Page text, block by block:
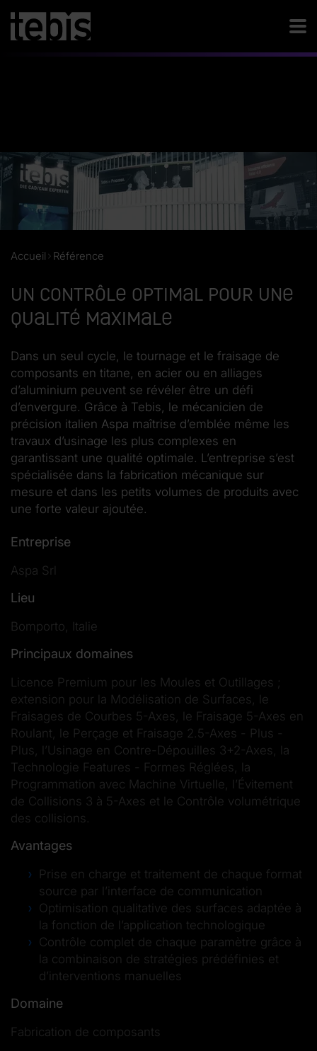
Accueil Référence
Un contrôle optimal pour une
qualité maximale
Dans un seul cycle, le tournage et le fraisage de
composants en titane, en acier ou en alliages
d’aluminium peuvent se révéler être un défi
d’envergure. Grâce à Tebis, le mécanicien de
précision italien Aspa maîtrise d’emblée même les
travaux d’usinage les plus complexes en
garantissant une qualité optimale. L’entreprise s’est
spécialisée dans la fabrication mécanique sur
mesure et dans les petits volumes de produits avec
une forte valeur ajoutée.
Entreprise
Aspa Srl
Lieu
Bomporto, Italie
Principaux domaines
Licence Premium pour les Moules et Outillages ;
extension pour la Modélisation de Surfaces, le
Fraisages de Courbes 5-Axes, le Fraisage 5-Axes en
Roulant, le Perçage et Fraisage 2.5-Axes - Plus -
Plus, l’Usinage en Contre-Dépouilles 3+2-Axes, la
Technologie Features - Formes Réglées, la
Programmation avec Machine Virtuelle, l’Évitement
de Collisions 3 à 5-Axes et le Contrôle volumétrique
des collisions.
Avantages
Prise en charge et traitement de chaque format
source par l’interface de communication
Optimisation qualitative des surfaces adaptée à
la fonction de l’application technologique
Contrôle complet de chaque paramètre grâce à
la combinaison de stratégies prédéfinies et
d’interventions manuelles
Domaine
Fabrication de composants